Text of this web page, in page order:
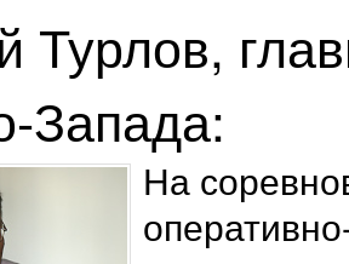
Турлов,
Запада:
На